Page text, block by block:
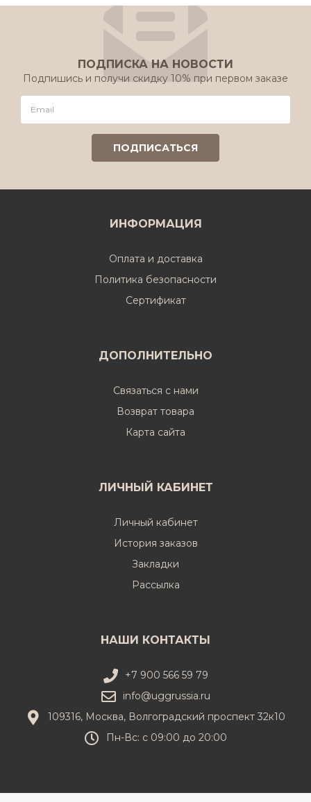
ПОДПИСКА НА НОВОСТИ
Подпишись и получи скидку 10% при первом заказе
ИНФОРМАЦИЯ
Оплата и доставка
Политика безопасности
Cертификат
ДОПОЛНИТЕЛЬНО
Связаться с нами
Возврат товара
Карта сайта
ЛИЧНЫЙ КАБИНЕТ
Личный кабинет
История заказов
Закладки
Рассылка
НАШИ КОНТАКТЫ
+7 900 566 59 79
info@uggrussia.ru
109316, Москва, Волгоградский проспект 32к10
Пн-Вс: с 09:00 до 20:00